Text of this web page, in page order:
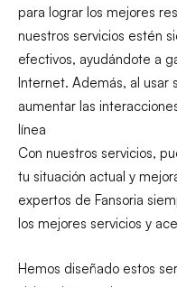
para lograr los mejores
nuestros servicios estén
efectivos, ayudándote a
Internet. Además, al usar
aumentar las
línea
Con nuestros servicios,
tu situación actual y
expertos de Fansoria
los mejores servicios y
Hemos diseñado estos